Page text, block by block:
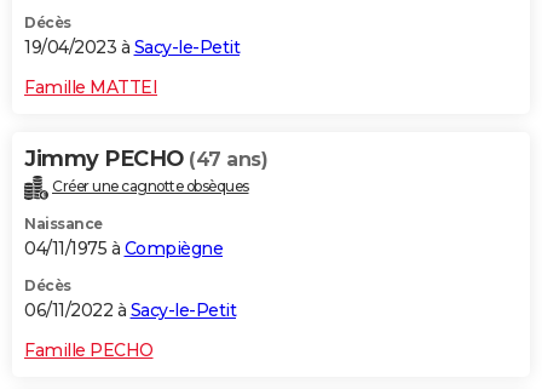
BONS PLANS
CARTE DE VOEUX
Dictionnaire
Biographies
Citations
Expressions
Proverbes
PROGRAMME TV
COPAINS D'AVANT
S'inscrire
Se connecter
Lycées
Collèges
Primaires
Universités
Entreprises
Service militaire
Avis de recherche
AVIS DE DÉCÈS
Décès
19/04/2023 à Sacy-le-Petit
Famille MATTEI
Jimmy PECHO (47 ans)
Créer une cagnotte obsèques
Naissance
04/11/1975 à Compiègne
Décès
06/11/2022 à Sacy-le-Petit
Famille PECHO